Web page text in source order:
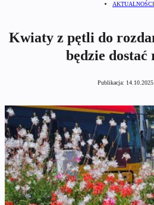
AKTUALNOŚCI
Kwiaty z pętli do
będzie dostać
Publikacja: